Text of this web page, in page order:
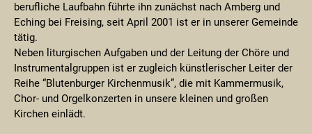
berufliche Laufbahn führte ihn zunächst nach Amberg und
Eching bei Freising, seit April 2001 ist er in unserer Gemeinde
tätig.
Neben liturgischen Aufgaben und der Leitung der Chöre und
Instrumentalgruppen ist er zugleich künstlerischer Leiter der
Reihe “Blutenburger Kirchenmusik”, die mit Kammermusik,
Chor- und Orgelkonzerten in unsere kleinen und großen
Kirchen einlädt.